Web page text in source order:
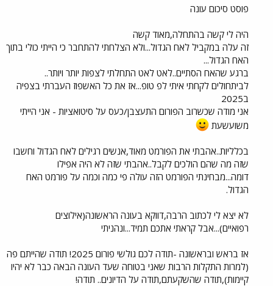
פוסט סיכום עונה
היה לי קשה בהתחלה,מאוד קשה
זה עלה במקביל לאח הגדול...ולא הצלחתי להתחבר כי הייתי כולי בתוך
האח הגדול...
ברגע שהאח הסתיים..לאט לאט התחלתי לצפות יותר ויותר..
לביתחולים לקחתי איתי לפ טופ...אז את כל האשפוז העברתי בצפיה
ב2025
אני מודה שכשרוב הפורום התעצבן/כעס על סיטואציות - אני הייתי
משועשעת
בכלליות..אהבתי את הפורמט מאוד,אנשים רגילים לאח הגדול וחשבו
שזה מה שהם הולכים לקבל..אהבתי שזה לא היה אפילו
דומה...מבחינתי הפורמט הזה עולה פי כמה וכמה על פורמט האח
הגדול.
לא יצא לי לכתוב הרבה,דווקא בעונה הראשונה(אילוצים
רפואיים)...אבל קראתי אתכם תמיד...ונהניתי
אז בראש ובראשונה -תודה לכם גולשי פורום 2025! תודה שהייתם פה
(למרות התקלות הרבות שאני בטוחה שעד העונה הבאה כבר לא יהיו
קיימות),תודה שהשקעתם,תודה על הדיונים.. תודה!